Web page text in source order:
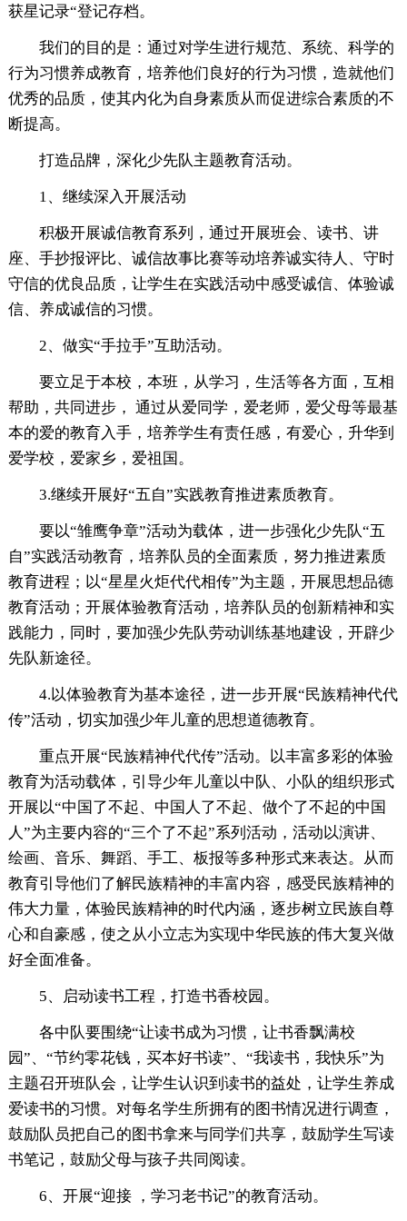
获星记录“登记存档。
我们的目的是：通过对学生进行规范、系统、科学的
行为习惯养成教育，培养他们良好的行为习惯，造就他们
优秀的品质，使其内化为自身素质从而促进综合素质的不
断提高。
打造品牌，深化少先队主题教育活动。
1、继续深入开展活动
积极开展诚信教育系列，通过开展班会、读书、讲
座、手抄报评比、诚信故事比赛等动培养诚实待人、守时
守信的优良品质，让学生在实践活动中感受诚信、体验诚
信、养成诚信的习惯。
2、做实“手拉手”互助活动。
要立足于本校，本班，从学习，生活等各方面，互相
帮助，共同进步， 通过从爱同学，爱老师，爱父母等最基
本的爱的教育入手，培养学生有责任感，有爱心，升华到
爱学校，爱家乡，爱祖国。
3.继续开展好“五自”实践教育推进素质教育。
要以“雏鹰争章”活动为载体，进一步强化少先队“五
自”实践活动教育，培养队员的全面素质，努力推进素质
教育进程；以“星星火炬代代相传”为主题，开展思想品德
教育活动；开展体验教育活动，培养队员的创新精神和实
践能力，同时，要加强少先队劳动训练基地建设，开辟少
先队新途径。
4.以体验教育为基本途径，进一步开展“民族精神代代
传”活动，切实加强少年儿童的思想道德教育。
重点开展“民族精神代代传”活动。以丰富多彩的体验
教育为活动载体，引导少年儿童以中队、小队的组织形式
开展以“中国了不起、中国人了不起、做个了不起的中国
人”为主要内容的“三个了不起”系列活动，活动以演讲、
绘画、音乐、舞蹈、手工、板报等多种形式来表达。从而
教育引导他们了解民族精神的丰富内容，感受民族精神的
伟大力量，体验民族精神的时代内涵，逐步树立民族自尊
心和自豪感，使之从小立志为实现中华民族的伟大复兴做
好全面准备。
5、启动读书工程，打造书香校园。
各中队要围绕“让读书成为习惯，让书香飘满校
园”、“节约零花钱，买本好书读”、“我读书，我快乐”为
主题召开班队会，让学生认识到读书的益处，让学生养成
爱读书的习惯。对每名学生所拥有的图书情况进行调查，
鼓励队员把自己的图书拿来与同学们共享，鼓励学生写读
书笔记，鼓励父母与孩子共同阅读。
6、开展“迎接 ，学习老书记”的教育活动。